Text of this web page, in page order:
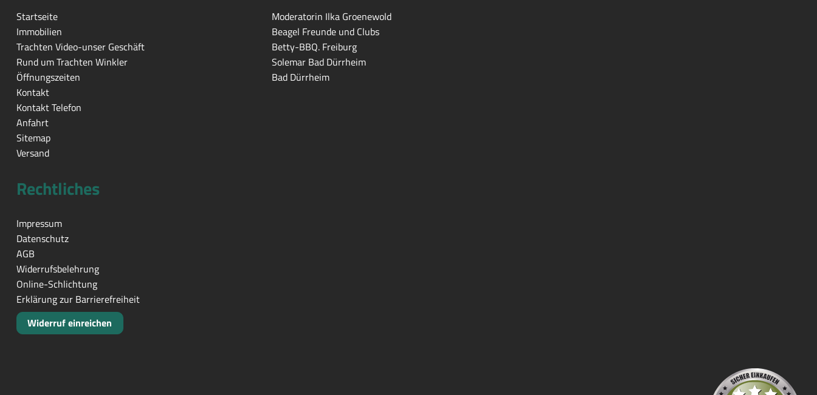
Startseite
Immobilien
Trachten Video-unser Geschäft
Rund um Trachten Winkler
Öffnungszeiten
Kontakt
Kontakt Telefon
Anfahrt
Sitemap
Versand
Moderatorin Ilka Groenewold
Beagel Freunde und Clubs
Betty-BBQ. Freiburg
Solemar Bad Dürrheim
Bad Dürrheim
Rechtliches
Impressum
Datenschutz
AGB
Widerrufsbelehrung
Online-Schlichtung
Erklärung zur Barrierefreiheit
Widerruf einreichen